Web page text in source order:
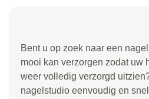
Bent u op zoek naar een
mooi kan verzorgen zodat uw
weer volledig verzorgd
nagelstudio eenvoudig en